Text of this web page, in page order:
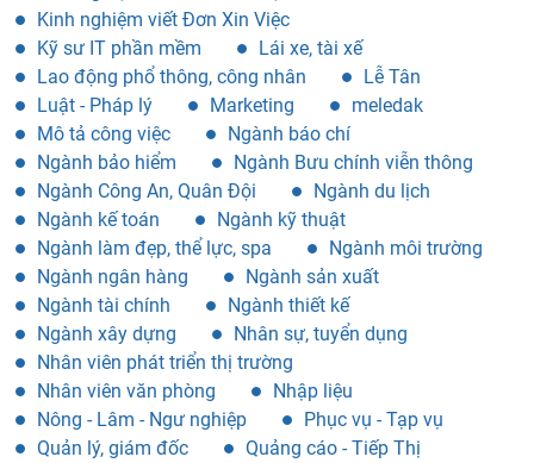
Kinh nghiệm viết Đơn Xin Việc
Kỹ sư IT phần mềm
Lái xe, tài xế
Lao động phổ thông, công nhân
Lễ Tân
Luật - Pháp lý
Marketing
meledak
Mô tả công việc
Ngành báo chí
Ngành bảo hiểm
Ngành Bưu chính viễn thông
Ngành Công An, Quân Đội
Ngành du lịch
Ngành kế toán
Ngành kỹ thuật
Ngành làm đẹp, thể lực, spa
Ngành môi trường
Ngành ngân hàng
Ngành sản xuất
Ngành tài chính
Ngành thiết kế
Ngành xây dựng
Nhân sự, tuyển dụng
Nhân viên phát triển thị trường
Nhân viên văn phòng
Nhập liệu
Nông - Lâm - Ngư nghiệp
Phục vụ - Tạp vụ
Quản lý, giám đốc
Quảng cáo - Tiếp Thị